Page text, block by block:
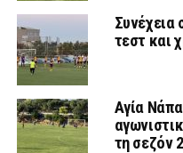
Συνέχεια
τεστ και
Αγία
τη σεζόν